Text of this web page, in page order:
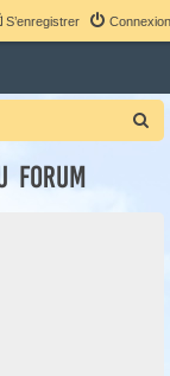
Connexion
S’enregistrer
forum